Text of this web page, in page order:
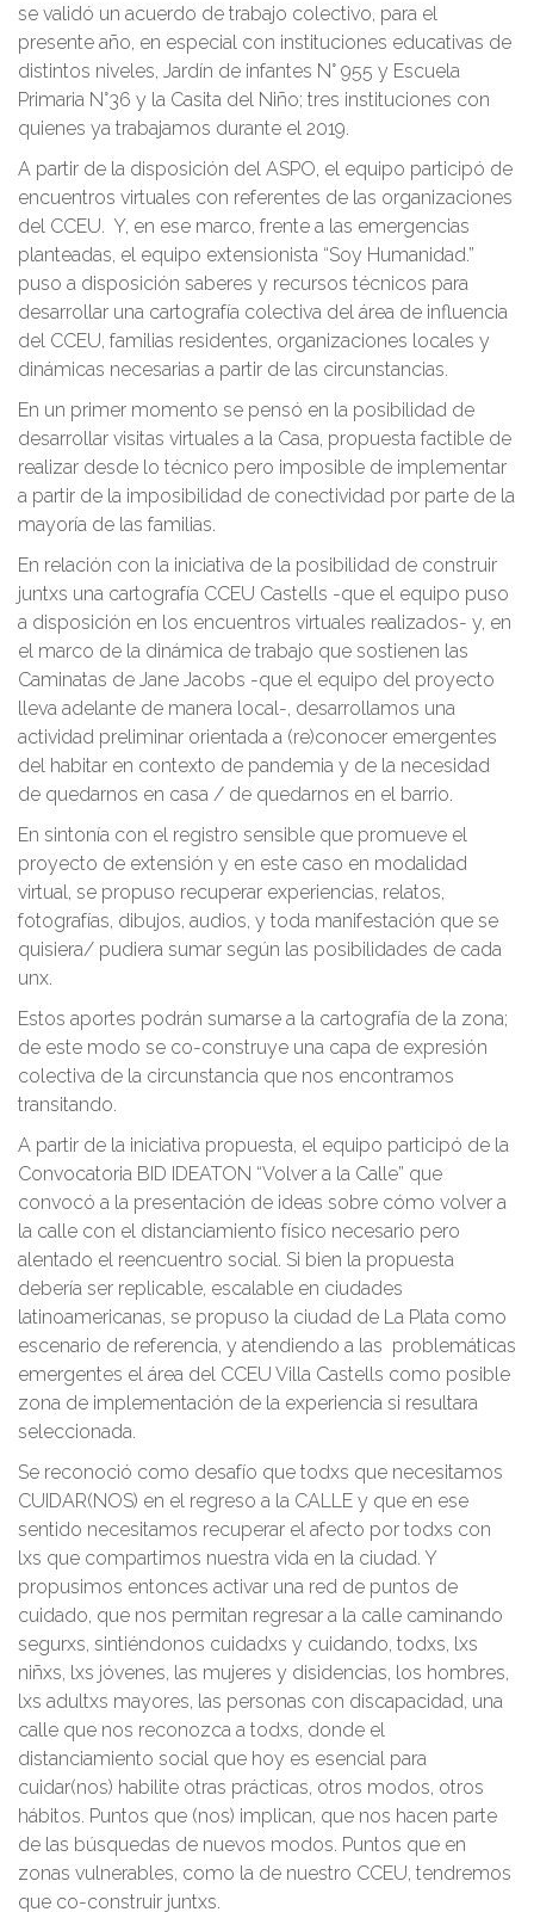
se validó un acuerdo de trabajo colectivo, para el
presente año, en especial con instituciones educativas de
distintos niveles, Jardín de infantes N° 955 y Escuela
Primaria N°36 y la Casita del Niño; tres instituciones con
quienes ya trabajamos durante el 2019.
A partir de la disposición del ASPO, el equipo participó de
encuentros virtuales con referentes de las organizaciones
del CCEU. Y, en ese marco, frente a las emergencias
planteadas, el equipo extensionista “Soy Humanidad.”
puso a disposición saberes y recursos técnicos para
desarrollar una cartografía colectiva del área de influencia
del CCEU, familias residentes, organizaciones locales y
dinámicas necesarias a partir de las circunstancias.
En un primer momento se pensó en la posibilidad de
desarrollar visitas virtuales a la Casa, propuesta factible de
realizar desde lo técnico pero imposible de implementar
a partir de la imposibilidad de conectividad por parte de la
mayoría de las familias.
En relación con la iniciativa de la posibilidad de construir
juntxs una cartografía CCEU Castells -que el equipo puso
a disposición en los encuentros virtuales realizados- y, en
el marco de la dinámica de trabajo que sostienen las
Caminatas de Jane Jacobs -que el equipo del proyecto
lleva adelante de manera local-, desarrollamos una
actividad preliminar orientada a (re)conocer emergentes
del habitar en contexto de pandemia y de la necesidad
de quedarnos en casa / de quedarnos en el barrio.
En sintonía con el registro sensible que promueve el
proyecto de extensión y en este caso en modalidad
virtual, se propuso recuperar experiencias, relatos,
fotografías, dibujos, audios, y toda manifestación que se
quisiera/ pudiera sumar según las posibilidades de cada
unx.
Estos aportes podrán sumarse a la cartografía de la zona;
de este modo se co-construye una capa de expresión
colectiva de la circunstancia que nos encontramos
transitando.
A partir de la iniciativa propuesta, el equipo participó de la
Convocatoria BID IDEATON “Volver a la Calle” que
convocó a la presentación de ideas sobre cómo volver a
la calle con el distanciamiento físico necesario pero
alentado el reencuentro social. Si bien la propuesta
debería ser replicable, escalable en ciudades
latinoamericanas, se propuso la ciudad de La Plata como
escenario de referencia, y atendiendo a las problemáticas
emergentes el área del CCEU Villa Castells como posible
zona de implementación de la experiencia si resultara
seleccionada.
Se reconoció como desafío que todxs que necesitamos
CUIDAR(NOS) en el regreso a la CALLE y que en ese
sentido necesitamos recuperar el afecto por todxs con
lxs que compartimos nuestra vida en la ciudad. Y
propusimos entonces activar una red de puntos de
cuidado, que nos permitan regresar a la calle caminando
segurxs, sintiéndonos cuidadxs y cuidando, todxs, lxs
niñxs, lxs jóvenes, las mujeres y disidencias, los hombres,
lxs adultxs mayores, las personas con discapacidad, una
calle que nos reconozca a todxs, donde el
distanciamiento social que hoy es esencial para
cuidar(nos) habilite otras prácticas, otros modos, otros
hábitos. Puntos que (nos) implican, que nos hacen parte
de las búsquedas de nuevos modos. Puntos que en
zonas vulnerables, como la de nuestro CCEU, tendremos
que co-construir juntxs.